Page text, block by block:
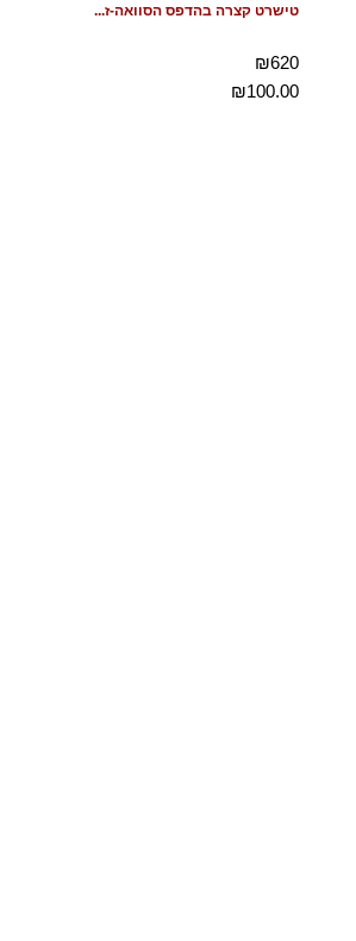
טישרט קצרה בהדפס הסוואה-ז...
₪620
₪100.00